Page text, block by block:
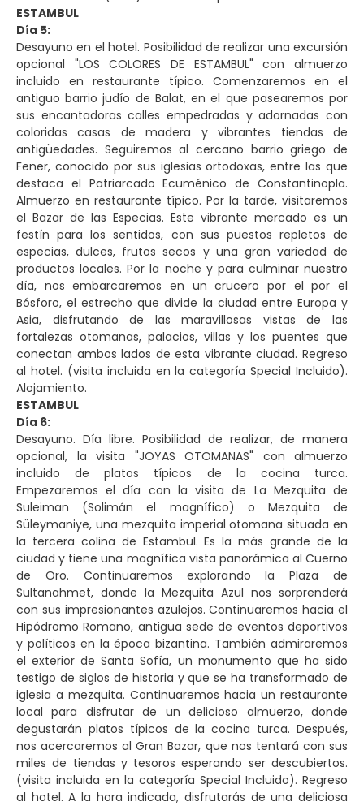
ESTAMBUL
Día 5:
Desayuno en el hotel. Posibilidad de realizar una excursión
opcional "LOS COLORES DE ESTAMBUL" con almuerzo
incluido en restaurante típico. Comenzaremos en el
antiguo barrio judío de Balat, en el que pasearemos por
sus encantadoras calles empedradas y adornadas con
coloridas casas de madera y vibrantes tiendas de
antigüedades. Seguiremos al cercano barrio griego de
Fener, conocido por sus iglesias ortodoxas, entre las que
destaca el Patriarcado Ecuménico de Constantinopla.
Almuerzo en restaurante típico. Por la tarde, visitaremos
el Bazar de las Especias. Este vibrante mercado es un
festín para los sentidos, con sus puestos repletos de
especias, dulces, frutos secos y una gran variedad de
productos locales. Por la noche y para culminar nuestro
día, nos embarcaremos en un crucero por el por el
Bósforo, el estrecho que divide la ciudad entre Europa y
Asia, disfrutando de las maravillosas vistas de las
fortalezas otomanas, palacios, villas y los puentes que
conectan ambos lados de esta vibrante ciudad. Regreso
al hotel. (visita incluida en la categoría Special Incluido).
Alojamiento.
ESTAMBUL
Día 6:
Desayuno. Día libre. Posibilidad de realizar, de manera
opcional, la visita "JOYAS OTOMANAS" con almuerzo
incluido de platos típicos de la cocina turca.
Empezaremos el día con la visita de La Mezquita de
Suleiman (Solimán el magnífico) o Mezquita de
Süleymaniye, una mezquita imperial otomana situada en
la tercera colina de Estambul. Es la más grande de la
ciudad y tiene una magnífica vista panorámica al Cuerno
de Oro. Continuaremos explorando la Plaza de
Sultanahmet, donde la Mezquita Azul nos sorprenderá
con sus impresionantes azulejos. Continuaremos hacia el
Hipódromo Romano, antigua sede de eventos deportivos
y políticos en la época bizantina. También admiraremos
el exterior de Santa Sofía, un monumento que ha sido
testigo de siglos de historia y que se ha transformado de
iglesia a mezquita. Continuaremos hacia un restaurante
local para disfrutar de un delicioso almuerzo, donde
degustarán platos típicos de la cocina turca. Después,
nos acercaremos al Gran Bazar, que nos tentará con sus
miles de tiendas y tesoros esperando ser descubiertos.
(visita incluida en la categoría Special Incluido). Regreso
al hotel. A la hora indicada, disfrutarás de una deliciosa